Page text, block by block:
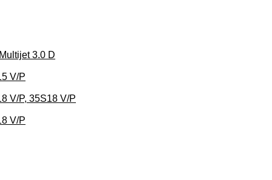
3.0 D
V/P
V/P, 35S18 V/P
V/P